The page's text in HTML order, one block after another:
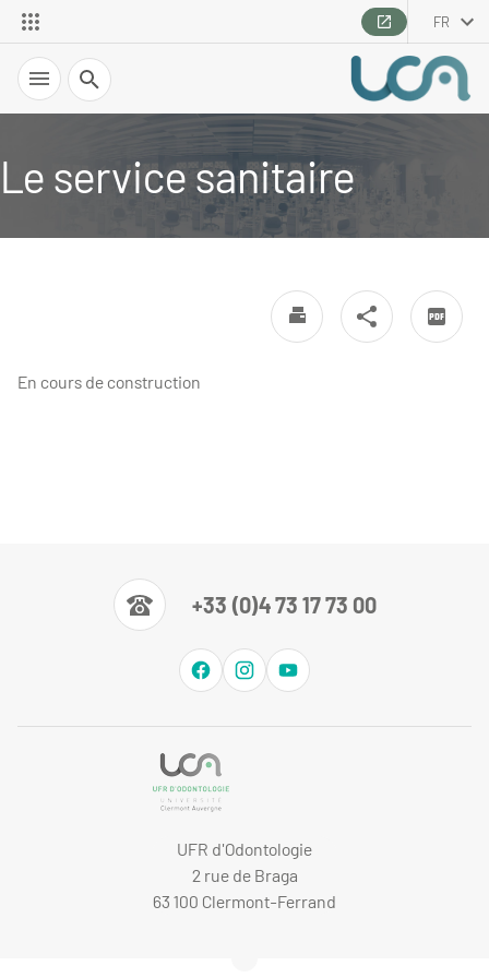
FR
Recherche
Le service sanitaire
En cours de construction
+33 (0)4 73 17 73 00
UFR d'Odontologie
2 rue de Braga
63 100 Clermont-Ferrand